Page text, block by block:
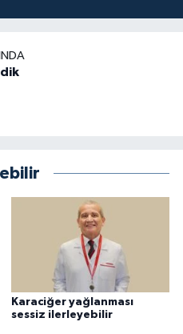
Karaciğer yağlanması
sessiz ilerleyebilir